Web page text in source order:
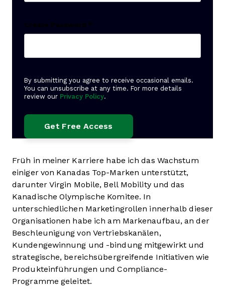
Create Password *
By submitting you agree to receive occasional emails.
You can unsubscribe at any time. For more details
review our Privacy Policy.
Früh in meiner Karriere habe ich das Wachstum
einiger von Kanadas Top-Marken unterstützt,
darunter Virgin Mobile, Bell Mobility und das
Kanadische Olympische Komitee. In
unterschiedlichen Marketingrollen innerhalb dieser
Organisationen habe ich am Markenaufbau, an der
Beschleunigung von Vertriebskanälen,
Kundengewinnung und -bindung mitgewirkt und
strategische, bereichsübergreifende Initiativen wie
Produkteinführungen und Compliance-
Programme geleitet.